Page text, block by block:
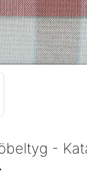
-